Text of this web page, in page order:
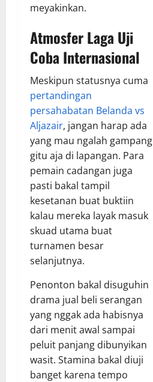
meyakinkan.
Atmosfer Laga Uji
Coba Internasional
Meskipun statusnya cuma
pertandingan
persahabatan Belanda vs
Aljazair, jangan harap ada
yang mau ngalah gampang
gitu aja di lapangan. Para
pemain cadangan juga
pasti bakal tampil
kesetanan buat buktiin
kalau mereka layak masuk
skuad utama buat
turnamen besar
selanjutnya.
Penonton bakal disuguhin
drama jual beli serangan
yang nggak ada habisnya
dari menit awal sampai
peluit panjang dibunyikan
wasit. Stamina bakal diuji
banget karena tempo